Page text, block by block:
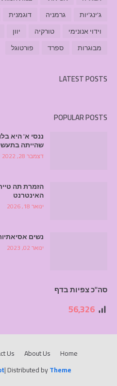
ג'ינג'יות
גרמניה דוגמנית
וידוי אנונימי
טורקיה יוון
מבוגרות
ספרד פורטוגל
LATEST POSTS
POPULAR POSTS
ננסי א' היא
שהייתה
דצמבר 28, 2022
הזמרת תה
האינטרנט
ינואר 18, 2026
נשים
ינואר 02, 2023
סה"כ צפיות בדף
56,326
| Distributed byTheme
Home
About Us
Us